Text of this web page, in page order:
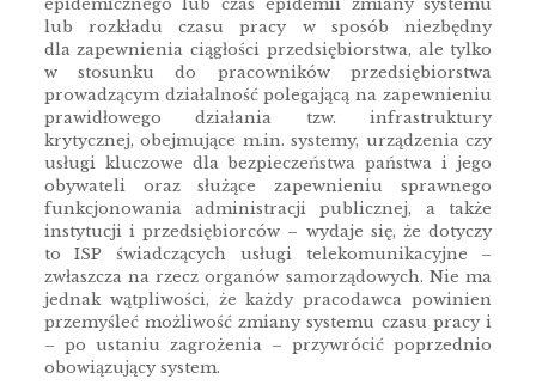
lub rozkładu czasu pracy w sposób niezbędny
dla zapewnienia ciągłości przedsiębiorstwa, ale tylko
w stosunku do pracowników przedsiębiorstwa
prowadzącym działalność polegającą na zapewnieniu
prawidłowego działania tzw. infrastruktury
krytycznej, obejmujące m.in. systemy, urządzenia czy
usługi kluczowe dla bezpieczeństwa państwa i jego
obywateli oraz służące zapewnieniu sprawnego
funkcjonowania administracji publicznej, a także
instytucji i przedsiębiorców – wydaje się, że dotyczy
to ISP świadczących usługi telekomunikacyjne –
zwłaszcza na rzecz organów samorządowych. Nie ma
jednak wątpliwości, że każdy pracodawca powinien
przemyśleć możliwość zmiany systemu czasu pracy i
– po ustaniu zagrożenia – przywrócić poprzednio
obowiązujący system.